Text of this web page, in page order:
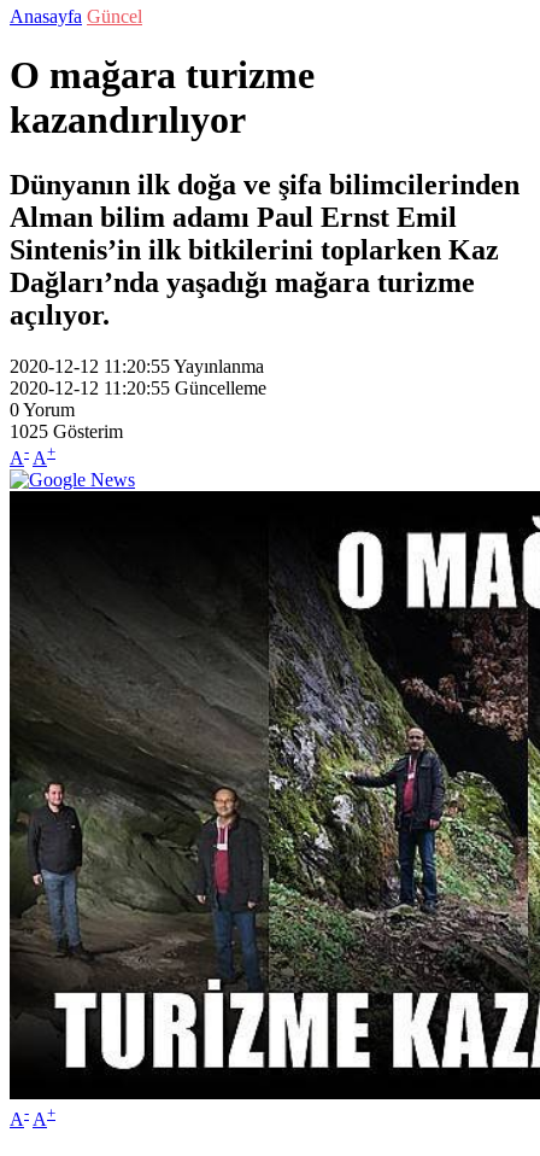
Anasayfa Güncel
O mağara turizme
kazandırılıyor
Dünyanın ilk doğa ve şifa bilimcilerinden
Alman bilim adamı Paul Ernst Emil
Sintenis’in ilk bitkilerini toplarken Kaz
Dağları’nda yaşadığı mağara turizme
açılıyor.
2020-12-12 11:20:55Yayınlanma
2020-12-12 11:20:55 Güncelleme
0Yorum
1025 Gösterim
A- A+
A- A+